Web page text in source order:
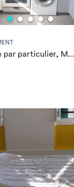
par particulier, M...